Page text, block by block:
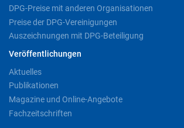
DPG-Preise mit anderen Organisationen
Preise der DPG-Vereinigungen
Auszeichnungen mit DPG-Beteiligung
Veröffentlichungen
Aktuelles
Publikationen
Magazine und Online-Angebote
Fachzeitschriften